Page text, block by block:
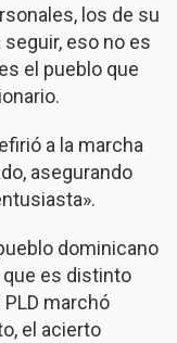
los de su
eso no es
el pueblo que
a la marcha
asegurando
dominicano
que es distinto
marchó
el acierto